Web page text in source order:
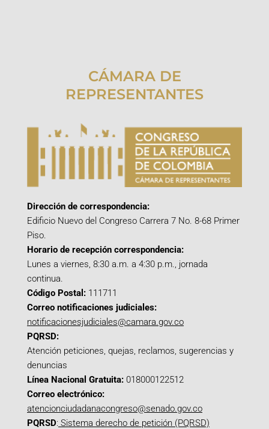
CÁMARA DE
REPRESENTANTES
Dirección de correspondencia:
Edificio Nuevo del Congreso Carrera 7 No. 8-68 Primer
Piso.
Horario de recepción correspondencia:
Lunes a viernes, 8:30 a.m. a 4:30 p.m., jornada
continua.
Código Postal: 111711
Correo notificaciones judiciales:
notificacionesjudiciales@camara.gov.co
PQRSD:
Atención peticiones, quejas, reclamos, sugerencias y
denuncias
Línea Nacional Gratuita: 018000122512
Correo electrónico:
atencionciudadanacongreso@senado.gov.co
PQRSD: Sistema derecho de petición (PQRSD)